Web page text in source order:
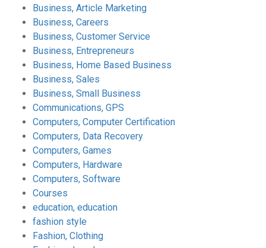
Business, Article Marketing
Business, Careers
Business, Customer Service
Business, Entrepreneurs
Business, Home Based Business
Business, Sales
Business, Small Business
Communications, GPS
Computers, Computer Certification
Computers, Data Recovery
Computers, Games
Computers, Hardware
Computers, Software
Courses
education, education
fashion style
Fashion, Clothing